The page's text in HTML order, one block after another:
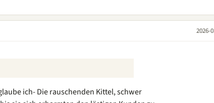
2026-
ich- Die rauschenden Kittel, schwer